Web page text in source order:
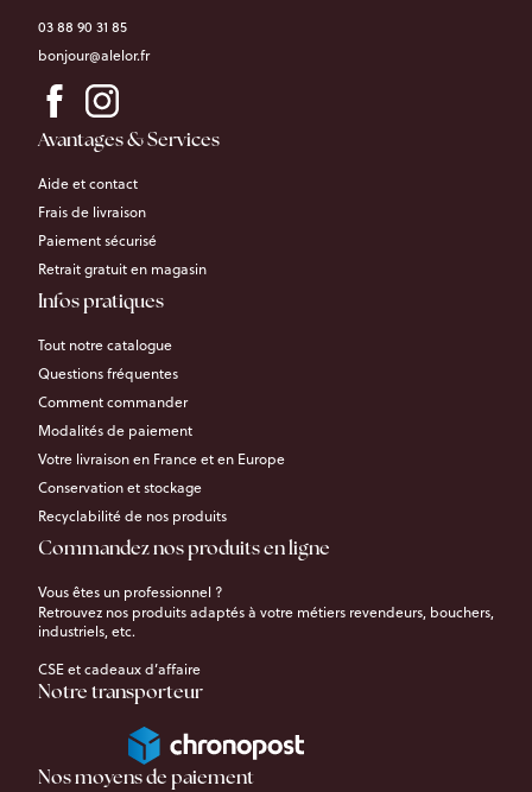
03 88 90 31 85
bonjour@alelor.fr
Avantages & Services
Aide et contact
Frais de livraison
Paiement sécurisé
Retrait gratuit en magasin
Infos pratiques
Tout notre catalogue
Questions fréquentes
Comment commander
Modalités de paiement
Votre livraison en France et en Europe
Conservation et stockage
Recyclabilité de nos produits
Commandez nos produits en ligne
Vous êtes un professionnel ?
Retrouvez nos produits adaptés à votre métiers revendeurs, bouchers,
industriels, etc.
CSE et cadeaux d’affaire
Notre transporteur
Nos moyens de paiement